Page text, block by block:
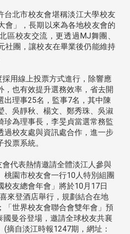
台北市校友會堪稱淡江大學校友
會」，長期以來為各地校友會的
區校友交流，更透過MJ舞團、
社團，讓校友在畢業後仍能維持
用線上投票方式進行，除響應
，也有效提升選務效率，省去開
出理事25名，監事7名，其中陳
、吳靜秋、楊文、鄭秀珠、吳淑
珍為理事長，李旻貞當選常務監
過校友處與資訊處合作，進一步
票系統。
代表熱情邀請全體淡江人參與
桃園市校友會一行10人特別組團
校友總會年會」將於10月17日
來登酒店舉行，規劃結合在地
「世界校友會聯合會雙年會」預
曼谷登場，邀請全球校友共襄
摘自淡江時報1247期，網址：